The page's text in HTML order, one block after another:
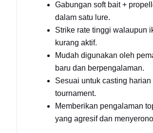
Gabungan soft bait +
dalam satu lure.
Strike rate tinggi walaupun
kurang aktif.
Mudah digunakan oleh
baru dan berpengalaman.
Sesuai untuk casting harian
tournament.
Memberikan pengalaman
yang agresif dan